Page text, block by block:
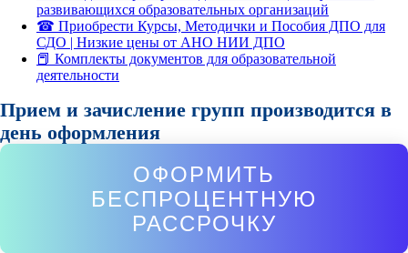
развивающихся образовательных организаций
☎ Приобрести Курсы, Методички и Пособия ДПО для
СДО | Низкие цены от АНО НИИ ДПО
📕 Комплекты документов для образовательной
деятельности
Прием и зачисление групп производится в
день оформления
ОФОРМИТЬ
БЕСПРОЦЕНТНУЮ
РАССРОЧКУ